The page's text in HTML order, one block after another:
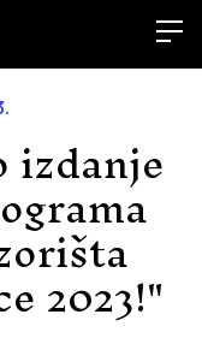
izdanje
2023!"